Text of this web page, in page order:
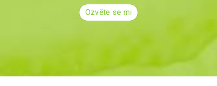
Ozvěte se mi